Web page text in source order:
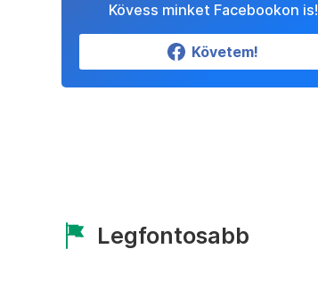
Kövess minket Facebookon is!
Követem!
Legfontosabb